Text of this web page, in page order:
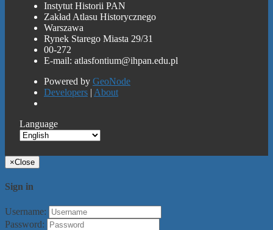
Instytut Historii PAN
Zakład Atlasu Historycznego
Warszawa
Rynek Starego Miasta 29/31
00-272
E-mail: atlasfontium@ihpan.edu.pl
Powered by GeoNode
Developers | About
Language
×Close
Sign in
Username:
Password: